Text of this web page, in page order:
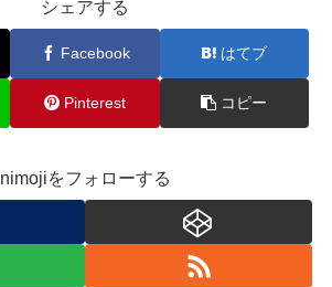
シェアする
Facebook はてブ
Pinterest コピー
nimojiをフォローする